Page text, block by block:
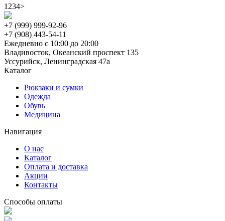
1 234>
+7 (999) 999-92-96
+7 (908) 443-54-11
Ежедневно с 10:00 до 20:00
Владивосток, Океанский проспект 135
Уссурийск, Ленинградская 47а
Каталог
Рюкзаки и сумки
Одежда
Обувь
Медицина
Навигация
О нас
Каталог
Оплата и доставка
Акции
Контакты
Способы оплаты